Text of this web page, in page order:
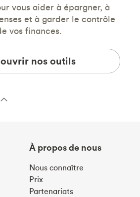
vous aider à épargner, à
et à garder le contrôle
vos finances.
nos outils
À propos de nous
Nous connaître
Prix
Partenariats